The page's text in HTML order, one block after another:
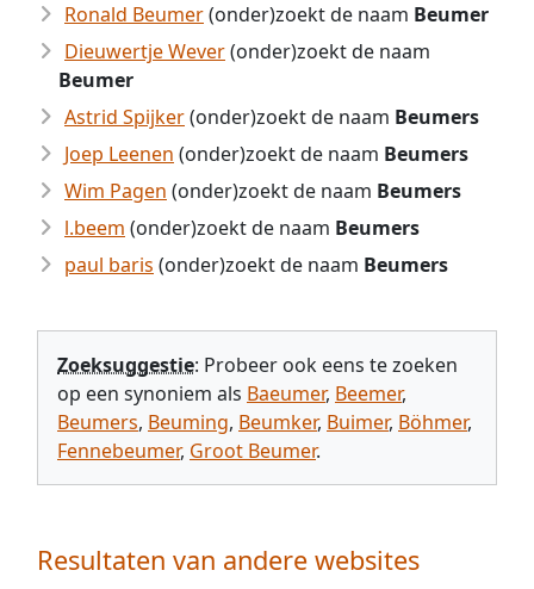
Ronald Beumer(onder)zoekt de naam Beumer
Dieuwertje Wever(onder)zoekt de naam
Beumer
Astrid Spijker(onder)zoekt de naam Beumers
Joep Leenen (onder)zoekt de naam Beumers
Wim Pagen (onder)zoekt de naam Beumers
l.beem (onder)zoekt de naam Beumers
paul baris (onder)zoekt de naam Beumers
Zoeksuggestie: Probeer ook eens te zoeken
op een synoniem als Baeumer, Beemer,
Beumers, Beuming, Beumker, Buimer, Böhmer,
Fennebeumer, Groot Beumer.
Resultaten van andere websites